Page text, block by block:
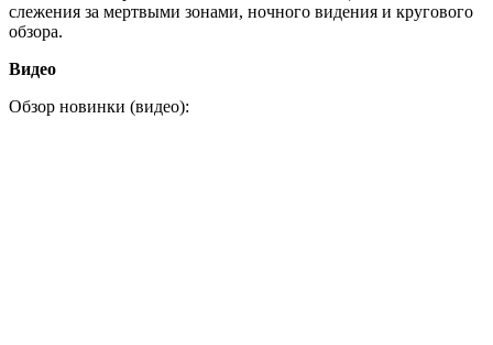
слежения за мертвыми зонами, ночного видения и кругового
обзора.
Видео
Обзор новинки (видео):